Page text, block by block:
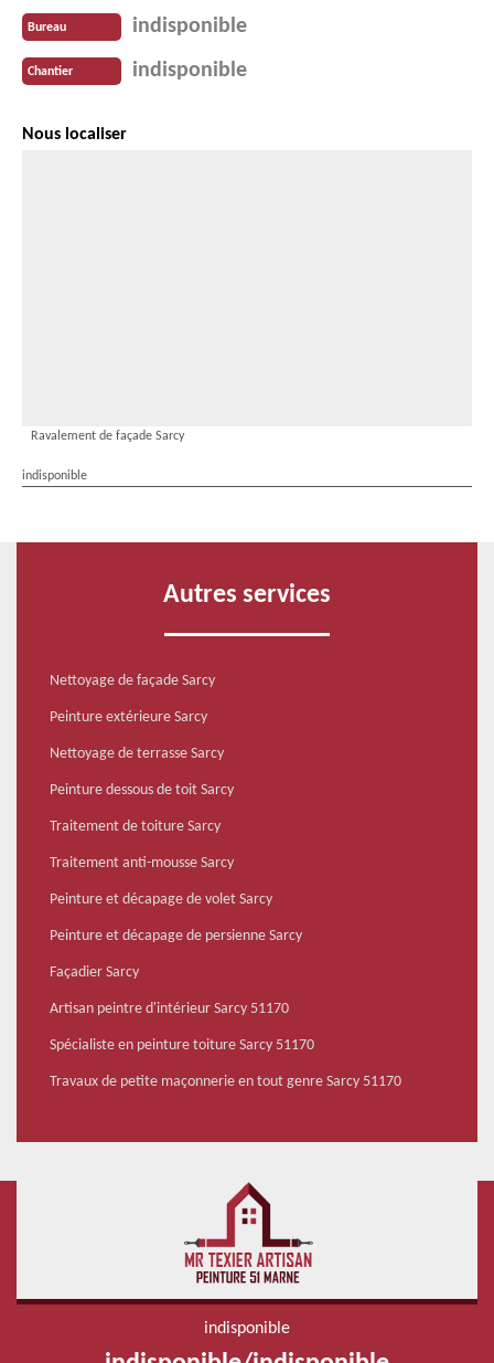
Bureau indisponible
Chantier indisponible
Nous localiser
Ravalement de façade Sarcy
indisponible
Autres services
Nettoyage de façade Sarcy
Peinture extérieure Sarcy
Nettoyage de terrasse Sarcy
Peinture dessous de toit Sarcy
Traitement de toiture Sarcy
Traitement anti-mousse Sarcy
Peinture et décapage de volet Sarcy
Peinture et décapage de persienne Sarcy
Façadier Sarcy
Artisan peintre d'intérieur Sarcy 51170
Spécialiste en peinture toiture Sarcy 51170
Travaux de petite maçonnerie en tout genre Sarcy 51170
indisponible